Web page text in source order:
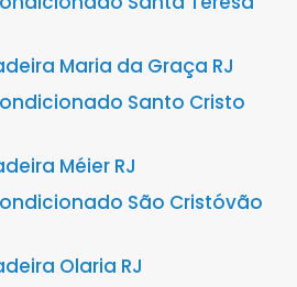
Maria da Graça RJ
Santo Cristo
Méier RJ
São Cristóvão
Olaria RJ